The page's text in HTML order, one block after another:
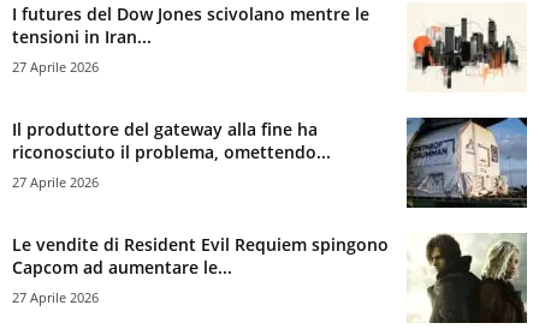
I futures del Dow Jones scivolano mentre le
tensioni in Iran...
27 Aprile 2026
Il produttore del gateway alla fine ha
riconosciuto il problema, omettendo...
27 Aprile 2026
Le vendite di Resident Evil Requiem spingono
Capcom ad aumentare le...
27 Aprile 2026